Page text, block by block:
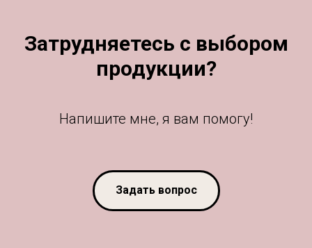
Затрудняетесь с выбором
продукции?
Напишите мне, я вам помогу!
Задать вопрос